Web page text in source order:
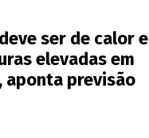
ser de calor e
elevadas em
aponta previsão